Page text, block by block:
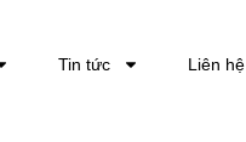
Tin tức Liên hệ